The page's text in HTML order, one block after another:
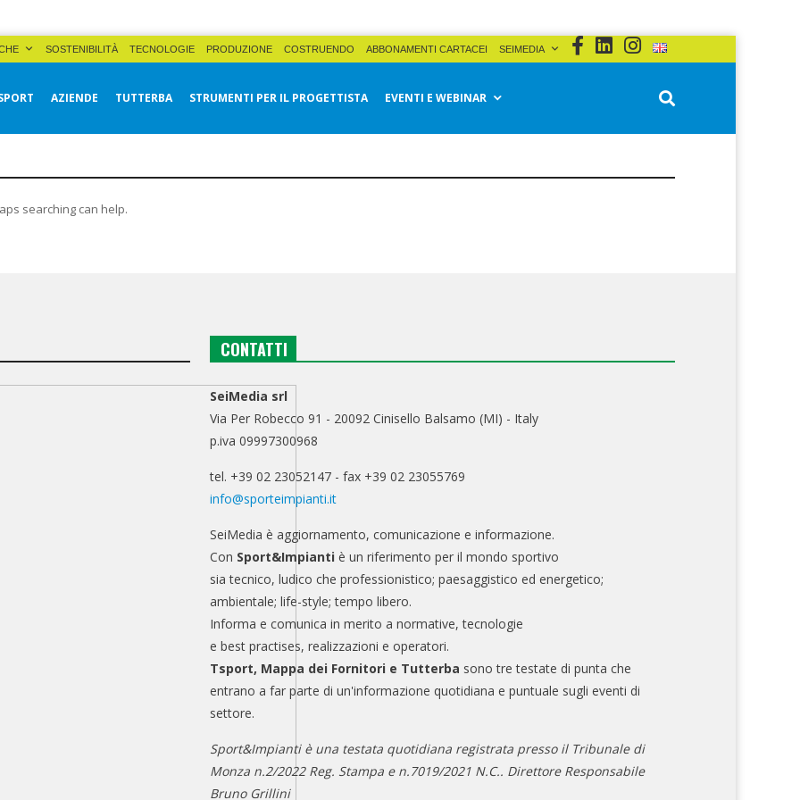
SOSTENIBILITÀ TECNOLOGIE PRODUZIONE COSTRUENDO ABBONAMENTI CARTACEI SEIMEDIA
AZIENDE TUTTERBA STRUMENTI PER IL PROGETTISTA EVENTI E WEBINAR
searching can help.
CONTATTI
SeiMedia srl
Via Per Robecco 91 - 20092 Cinisello Balsamo (MI) - Italy
p.iva 09997300968
tel. +39 02 23052147 - fax +39 02 23055769
info@sporteimpianti.it
SeiMedia è aggiornamento, comunicazione e informazione.
Con Sport&Impianti è un riferimento per il mondo sportivo
sia tecnico, ludico che professionistico; paesaggistico ed energetico;
ambientale; life-style; tempo libero.
Informa e comunica in merito a normative, tecnologie
e best practises, realizzazioni e operatori.
Tsport, Mappa dei Fornitori e Tutterba sono tre testate di punta che
entrano a far parte di un'informazione quotidiana e puntuale sugli eventi di
settore.
Sport&Impianti è una testata quotidiana registrata presso il Tribunale di
Monza n.2/2022 Reg. Stampa e n.7019/2021 N.C.. Direttore Responsabile
Bruno Grillini